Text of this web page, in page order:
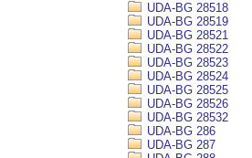
UDA-BG 28518
UDA-BG 28519
UDA-BG 28521
UDA-BG 28522
UDA-BG 28523
UDA-BG 28524
UDA-BG 28525
UDA-BG 28526
UDA-BG 28532
UDA-BG 286
UDA-BG 287